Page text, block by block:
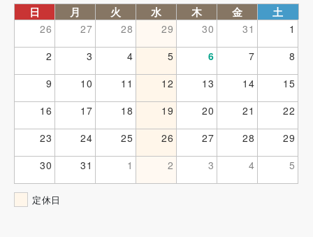
日 月 火 水 木 金 土
26 27 28 29 30 31
1
2
3 4 5 6 7
8
9
10 11 12 13 14
15
16
17 18 19 20 21
22
23
24 25 26 27 28
29
30
31 1 2 3 4 5
定休日